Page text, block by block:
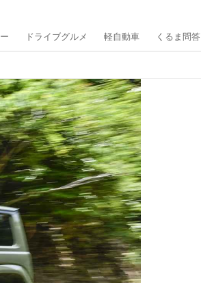
ドライブグルメ 軽自動車 くるま問答